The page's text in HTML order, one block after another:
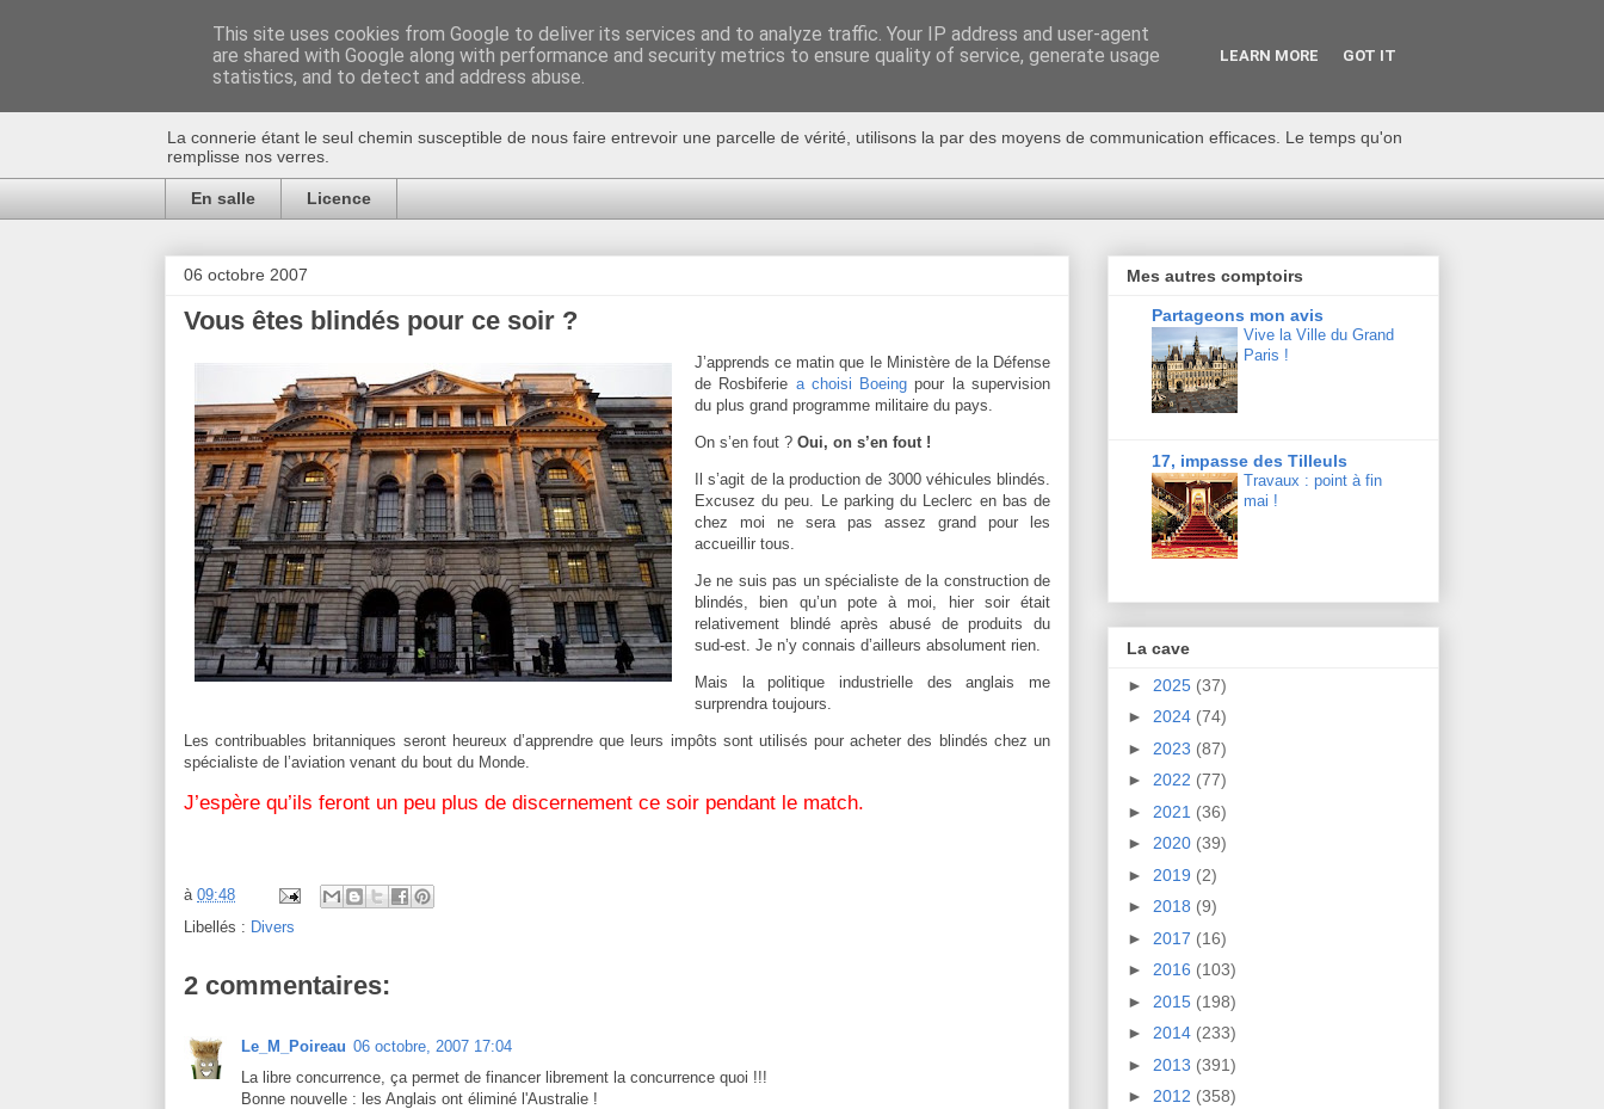
Au bistro !
La connerie étant le seul chemin susceptible de nous faire entrevoir une parcelle de vérité, utilisons la par des moyens de communication efficaces. Le temps qu'on
remplisse nos verres.
En salle Licence
06 octobre 2007
Vous êtes blindés pour ce soir ?
J’apprends ce matin que le Ministère de la Défense
de Rosbiferie a choisi Boeing pour la supervision
du plus grand programme militaire du pays.
On s’en fout ? Oui, on s’en fout !
Il s’agit de la production de 3000 véhicules blindés.
Excusez du peu. Le parking du Leclerc en bas de
chez moi ne sera pas assez grand pour les
accueillir tous.
Je ne suis pas un spécialiste de la construction de
blindés, bien qu’un pote à moi, hier soir était
relativement blindé après abusé de produits du
sud-est. Je n’y connais d’ailleurs absolument rien.
Mais la politique industrielle des anglais me
surprendra toujours.
Les contribuables britanniques seront heureux d’apprendre que leurs impôts sont utilisés pour acheter des blindés chez un
spécialiste de l’aviation venant du bout du Monde.
J’espère qu’ils feront un peu plus de discernement ce soir pendant le match.
à 09:48
Libellés : Divers
2 commentaires:
Le_M_Poireau 06 octobre, 2007 17:04
La libre concurrence, ça permet de financer librement la concurrence quoi !!!
Bonne nouvelle : les Anglais ont éliminé l'Australie !
Mes autres comptoirs
Partageons mon avis
Vive la Ville du Grand
Paris !
17, impasse des Tilleuls
Travaux : point à fin
mai !
La cave
► 2025 (37)
► 2024 (74)
► 2023 (87)
► 2022 (77)
► 2021 (36)
► 2020 (39)
► 2019 (2)
► 2018 (9)
► 2017 (16)
► 2016 (103)
► 2015 (198)
► 2014 (233)
► 2013 (391)
► 2012 (358)
This site uses cookies from Google to deliver its services and to analyze traffic. Your IP address and user-agent
are shared with Google along with performance and security metrics to ensure quality of service, generate usage
statistics, and to detect and address abuse.
LEARN MORE GOT IT